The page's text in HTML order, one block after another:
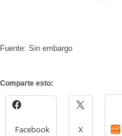
Fuente: Sin embargo
Comparte esto:
Facebook X